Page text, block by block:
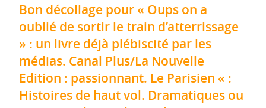
Bon décollage pour « Oups on a
oublié de sortir le train d’atterrissage
» : un livre déjà plébiscité par les
médias. Canal Plus/La Nouvelle
Edition : passionnant. Le Parisien « :
Histoires de haut vol. Dramatiques ou